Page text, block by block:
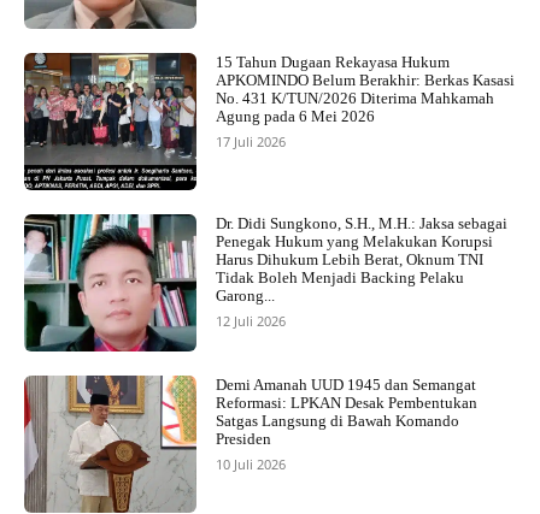
15 Tahun Dugaan Rekayasa Hukum
APKOMINDO Belum Berakhir: Berkas Kasasi
No. 431 K/TUN/2026 Diterima Mahkamah
Agung pada 6 Mei 2026
17 Juli 2026
Dr. Didi Sungkono, S.H., M.H.: Jaksa sebagai
Penegak Hukum yang Melakukan Korupsi
Harus Dihukum Lebih Berat, Oknum TNI
Tidak Boleh Menjadi Backing Pelaku
Garong...
12 Juli 2026
Demi Amanah UUD 1945 dan Semangat
Reformasi: LPKAN Desak Pembentukan
Satgas Langsung di Bawah Komando
Presiden
10 Juli 2026